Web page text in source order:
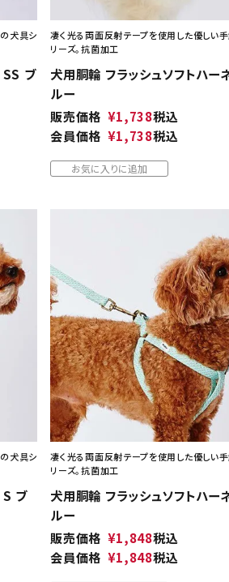
犬具シ
SS ブ
凄く光る両面反射テープを使用した優しい
リーズ。抗菌加工
犬用胴輪 フラッシュソフトハー
ルー
販売価格 ¥1,738税込
会員価格 ¥1,738税込
お気に入りに追加
犬具シ
S ブ
凄く光る両面反射テープを使用した優しい
リーズ。抗菌加工
犬用胴輪 フラッシュソフトハー
ルー
販売価格 ¥1,848税込
会員価格 ¥1,848税込